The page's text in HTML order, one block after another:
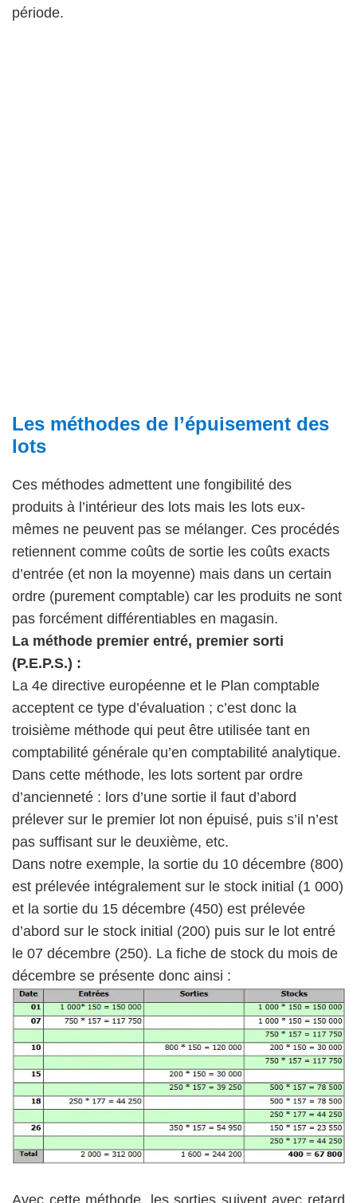
période.
Les méthodes de l’épuisement des
lots
Ces méthodes admettent une fongibilité des
produits à l’intérieur des lots mais les lots eux-
mêmes ne peuvent pas se mélanger. Ces procédés
retiennent comme coûts de sortie les coûts exacts
d’entrée (et non la moyenne) mais dans un certain
ordre (purement comptable) car les produits ne sont
pas forcément différentiables en magasin.
La méthode premier entré, premier sorti
(P.E.P.S.) :
La 4e directive européenne et le Plan comptable
acceptent ce type d’évaluation ; c’est donc la
troisième méthode qui peut être utilisée tant en
comptabilité générale qu’en comptabilité analytique.
Dans cette méthode, les lots sortent par ordre
d’ancienneté : lors d’une sortie il faut d’abord
prélever sur le premier lot non épuisé, puis s’il n’est
pas suffisant sur le deuxième, etc.
Dans notre exemple, la sortie du 10 décembre (800)
est prélevée intégralement sur le stock initial (1 000)
et la sortie du 15 décembre (450) est prélevée
d’abord sur le stock initial (200) puis sur le lot entré
le 07 décembre (250). La fiche de stock du mois de
décembre se présente donc ainsi :